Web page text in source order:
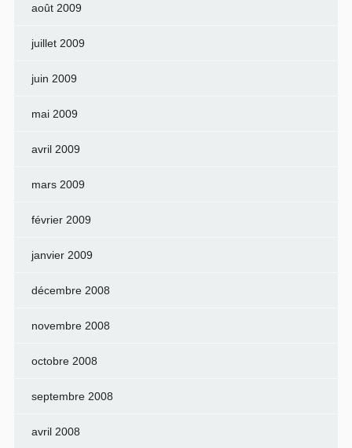
août 2009
juillet 2009
juin 2009
mai 2009
avril 2009
mars 2009
février 2009
janvier 2009
décembre 2008
novembre 2008
octobre 2008
septembre 2008
avril 2008